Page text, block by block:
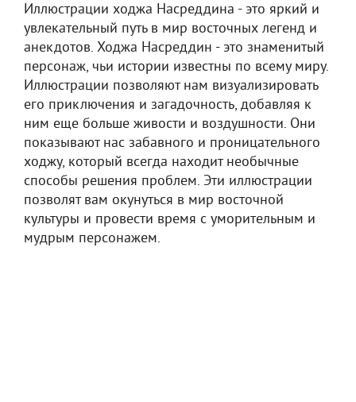
Иллюстрации ходжа Насреддина - это яркий и
увлекательный путь в мир восточных легенд и
анекдотов. Ходжа Насреддин - это знаменитый
персонаж, чьи истории известны по всему миру.
Иллюстрации позволяют нам визуализировать
его приключения и загадочность, добавляя к
ним еще больше живости и воздушности. Они
показывают нас забавного и проницательного
ходжу, который всегда находит необычные
способы решения проблем. Эти иллюстрации
позволят вам окунуться в мир восточной
культуры и провести время с уморительным и
мудрым персонажем.